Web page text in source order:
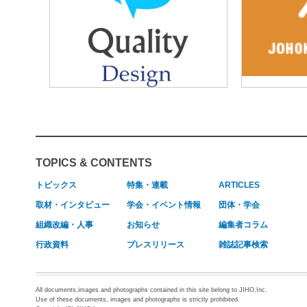
TOPICS & CONTENTS
トピックス 特集・連載 ARTICLES
取材・インタビュー 学会・イベント情報 団体・学会
組織改編・人事 お知らせ 編集者コラム
行政資料 プレスリリース 雑誌記事検索
All documents,images and photographs contained in this site belong to JIHO,Inc.
Use of these documents, images and photographs is strictly prohibited.